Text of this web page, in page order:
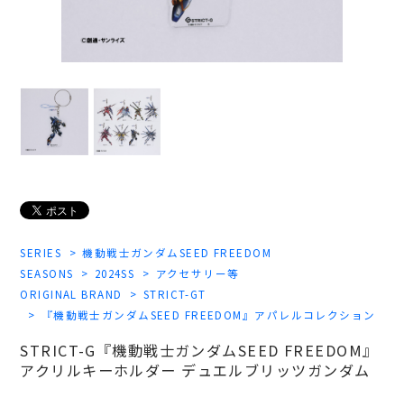
SERIES
機動戦士ガンダムSEED FREEDOM
SEASONS
2024SS
アクセサリー等
ORIGINAL BRAND
STRICT-GT
『機動戦士ガンダムSEED FREEDOM』アパレルコレクション
STRICT-G『機動戦士ガンダムSEED FREEDOM』
アクリルキーホルダー デュエルブリッツガンダム